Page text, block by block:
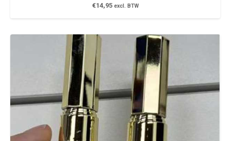
€14,95 excl. BTW